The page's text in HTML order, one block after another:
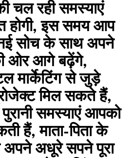
चल रही समस्याएं
होगी, इस समय आप
सोच के साथ अपने
ओर आगे बढ़ेंगे,
मार्केटिंग से जुड़े
मिल सकते हैं,
समस्याएं आपको
हैं, माता-पिता के
अधूरे सपने पूरा